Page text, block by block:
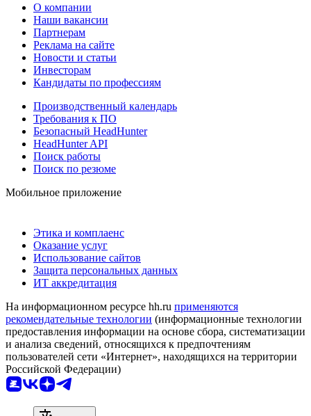
О компании
Наши вакансии
Партнерам
Реклама на сайте
Новости и статьи
Инвесторам
Кандидаты по профессиям
Производственный календарь
Требования к ПО
Безопасный HeadHunter
HeadHunter API
Поиск работы
Поиск по резюме
Мобильное приложение
Этика и комплаенс
Оказание услуг
Использование сайтов
Защита персональных данных
ИТ аккредитация
На информационном ресурсе hh.ru применяются
рекомендательные технологии (информационные технологии
предоставления информации на основе сбора, систематизации
и анализа сведений, относящихся к предпочтениям
пользователей сети «Интернет», находящихся на территории
Российской Федерации)